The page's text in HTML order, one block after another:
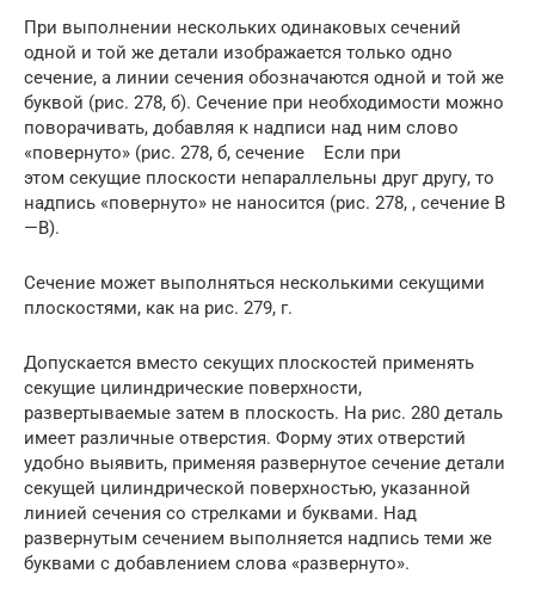
При выполнении нескольких одинаковых сечений
одной и той же детали изображается только одно
сечение, а линии сечения обозначаются одной и той же
буквой (рис. 278, б). Сечение при необходимости можно
поворачивать, добавляя к надписи над ним слово
«повернуто» (рис. 278, б, сечение Если при
этом секущие плоскости непараллельны друг другу, то
надпись «повернуто» не наносится (рис. 278, , сечение В
—В).
Сечение может выполняться несколькими секущими
плоскостями, как на рис. 279, г.
Допускается вместо секущих плоскостей применять
секущие цилиндрические поверхности,
развертываемые затем в плоскость. На рис. 280 деталь
имеет различные отверстия. Форму этих отверстий
удобно выявить, применяя развернутое сечение детали
секущей цилиндрической поверхностью, указанной
линией сечения со стрелками и буквами. Над
развернутым сечением выполняется надпись теми же
буквами с добавлением слова «развернуто».